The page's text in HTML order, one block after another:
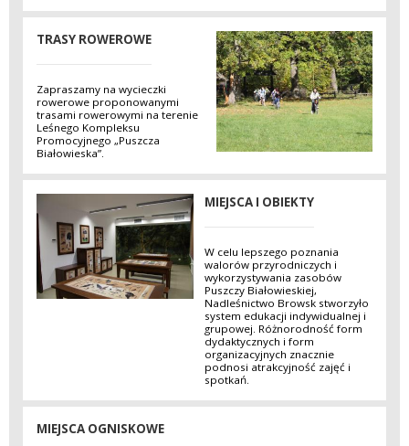
TRASY ROWEROWE
Zapraszamy na wycieczki
rowerowe proponowanymi
trasami rowerowymi na terenie
Leśnego Kompleksu
Promocyjnego „Puszcza
Białowieska”.
MIEJSCA I OBIEKTY
W celu lepszego poznania
walorów przyrodniczych i
wykorzystywania zasobów
Puszczy Białowieskiej,
Nadleśnictwo Browsk stworzyło
system edukacji indywidualnej i
grupowej. Różnorodność form
dydaktycznych i form
organizacyjnych znacznie
podnosi atrakcyjność zajęć i
spotkań.
MIEJSCA OGNISKOWE